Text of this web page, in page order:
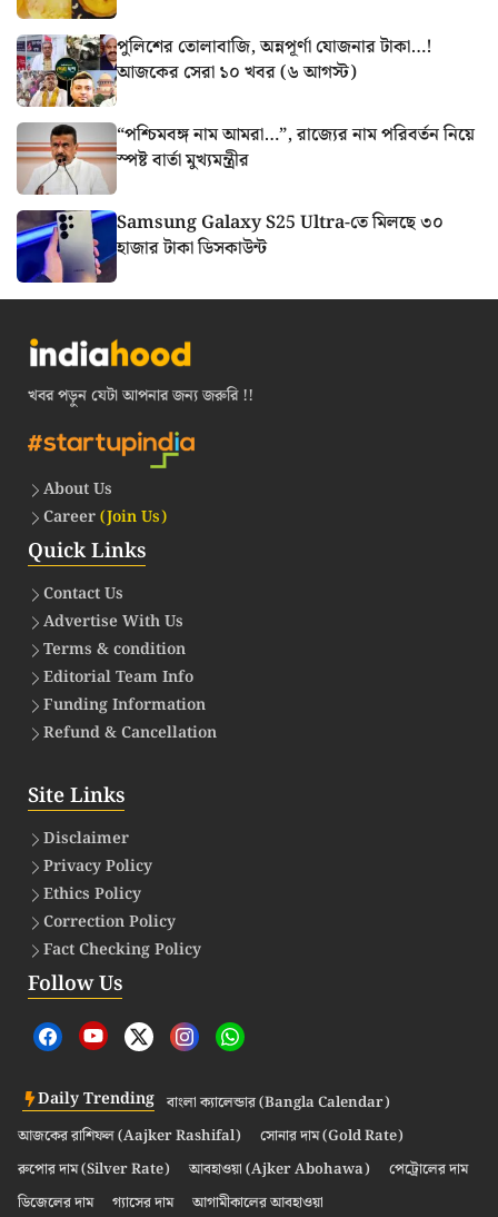
পুলিশের তোলাবাজি, অন্নপূর্ণা যোজনার টাকা…!
আজকের সেরা ১০ খবর (৬ আগস্ট)
“পশ্চিমবঙ্গ নাম আমরা…”, রাজ্যের নাম পরিবর্তন নিয়ে
স্পষ্ট বার্তা মুখ্যমন্ত্রীর
Samsung Galaxy S25 Ultra-তে মিলছে ৩০
হাজার টাকা ডিসকাউন্ট
খবর পড়ুন যেটা আপনার জন্য জরুরি !!
About Us
Career(Join Us)
Quick Links
Contact Us
Advertise With Us
Terms & condition
Editorial Team Info
Funding Information
Refund & Cancellation
Site Links
Disclaimer
Privacy Policy
Ethics Policy
Correction Policy
Fact Checking Policy
Follow Us
Daily Trending বাংলা ক্যালেন্ডার (Bangla Calendar)
আজকের রাশিফল (Aajker Rashifal)
সোনার দাম (Gold Rate)
রুপোর দাম (Silver Rate)
আবহাওয়া (Ajker Abohawa)
পেট্রোলের দাম
ডিজেলের দাম
গ্যাসের দাম আগামীকালের আবহাওয়া